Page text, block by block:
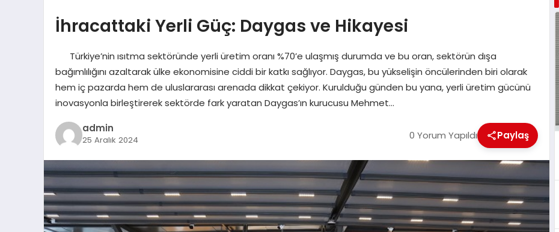
İhracattaki Yerli Güç: Daygas ve Hikayesi
Türkiye’nin ısıtma sektöründe yerli üretim oranı %70’e ulaşmış durumda ve bu oran, sektörün dışa
bağımlılığını azaltarak ülke ekonomisine ciddi bir katkı sağlıyor. Daygas, bu yükselişin öncülerinden biri olarak
hem iç pazarda hem de uluslararası arenada dikkat çekiyor. Kurulduğu günden bu yana, yerli üretim gücünü
inovasyonla birleştirerek sektörde fark yaratan Daygas’ın kurucusu Mehmet…
admin
25 Aralık 2024 0 Yorum Yapıldı Paylaş